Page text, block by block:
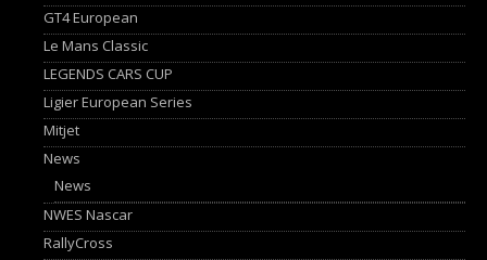
GT4 European
Le Mans Classic
LEGENDS CARS CUP
Ligier European Series
Mitjet
News
News
NWES Nascar
RallyCross